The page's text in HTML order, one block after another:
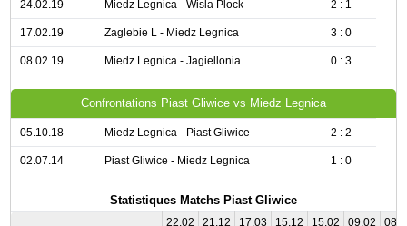
24.02.19 Miedz Legnica - Wisla Plock 2 : 1
17.02.19 Zaglebie L - Miedz Legnica 3 : 0
08.02.19 Miedz Legnica - Jagiellonia 0 : 3
Confrontations Piast Gliwice vs Miedz Legnica
05.10.18 Miedz Legnica - Piast Gliwice 2 : 2
02.07.14 Piast Gliwice - Miedz Legnica 1 : 0
Statistiques Matchs Piast Gliwice
22.02 21.12 17.03 15.12 15.02 09.02